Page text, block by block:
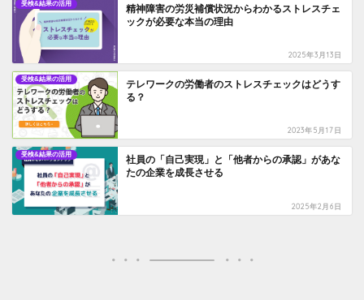
受検&結果の活用
精神障害の労災補償状況からわかるストレスチェ
ックが必要な本当の理由
2025年3月13日
受検&結果の活用
テレワークの労働者のストレスチェックはどうす
る？
2023年5月17日
受検&結果の活用
社員の「自己実現」と「他者からの承認」があな
たの企業を成長させる
2025年2月6日